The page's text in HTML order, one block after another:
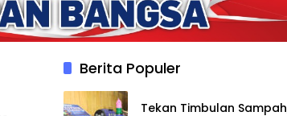
Berita Populer
Tekan Timbulan